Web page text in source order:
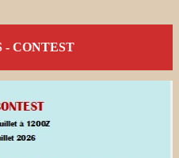
- CONTEST